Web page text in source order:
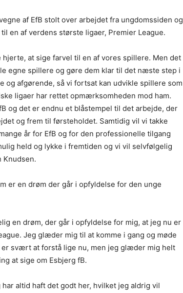
af EfB stolt over arbejdet fra ungdomssiden og
en af verdens største ligaer, Premier League.
at sige farvel til en af vores spillere. Men det
egne spillere og gøre dem klar til det næste step i
og afgørende, så vi fortsat kan udvikle spillere som
ligaer har rettet opmærksomheden mod ham.
og det er endnu et blåstempel til det arbejde, der
og frem til førsteholdet. Samtidig vil vi takke
år for EfB og for den professionelle tilgang
held og lykke i fremtiden og vi vil selvfølgelig
Knudsen.
er en drøm der går i opfyldelse for den unge
en drøm, der går i opfyldelse for mig, at jeg nu er
Jeg glæder mig til at komme i gang og møde
svært at forstå lige nu, men jeg glæder mig helt
at sige om Esbjerg fB.
altid haft det godt her, hvilket jeg aldrig vil